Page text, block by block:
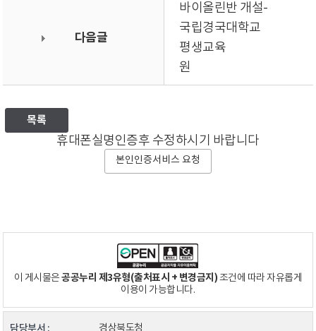
다음글
바이올린반 개설-
국립경국대학교
평생교육
원
목록
휴대폰실명인증후 수정하시기 바랍니다
본인인증서비스 요청
이 게시물은공공누리 제3유형(출처표시 + 변경금지)조건에 따라 자유롭게
이용이 가능합니다.
담당부서 : 경상북도청